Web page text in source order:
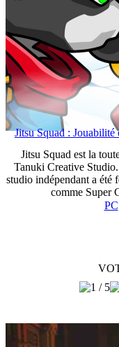
Jitsu Squad :
Jitsu Squad est la
Tanuki Creative
studio indépendant a été
comme Super
PC